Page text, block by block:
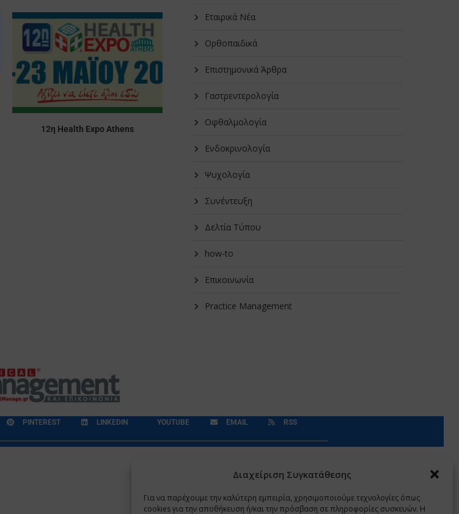
Διαχείριση Συγκατάθεσης
Για να παρέχουμε την καλύτερη εμπειρία, χρησιμοποιούμε τεχνολογίες όπως
cookies για την αποθήκευση ή/και την πρόσβαση σε πληροφορίες συσκευών. Η
12η Health Expo Athens
Εταιρικά Νέα
Oρθοπαιδικά
Επιστημονικά Άρθρα
Γαστρεντερολογία
Οφθαλμολογία
Ενδοκρινολογία
Ψυχολογία
Συνέντευξη
Δελτία Τύπου
how-to
Επικοινωνία
Practice Management
PINTEREST LINKEDIN YOUTUBE EMAIL RSS